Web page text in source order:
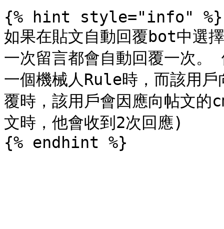
{% hint style="info" %}
如果在貼文自動回覆bot中選
一次留言都會自動回覆一次
一個機械人Rule時，而該用
覆時，該用戶會因應向帖文的
文時，他會收到2次回應)